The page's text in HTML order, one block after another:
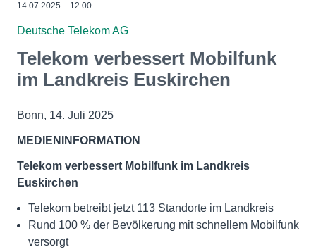
14.07.2025 – 12:00
Deutsche Telekom AG
Telekom verbessert Mobilfunk
im Landkreis Euskirchen
Bonn, 14. Juli 2025
MEDIENINFORMATION
Telekom verbessert Mobilfunk im Landkreis
Euskirchen
Telekom betreibt jetzt 113 Standorte im Landkreis
Rund 100 % der Bevölkerung mit schnellem Mobilfunk
versorgt